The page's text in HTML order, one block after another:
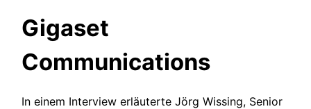
Gigaset
Communications
In einem Interview erläuterte Jörg Wissing, Senior